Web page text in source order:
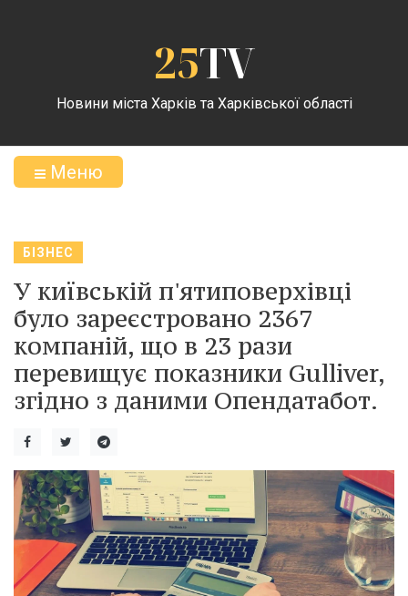
25TV
Новини міста Харків та Харківської області
Меню
БІЗНЕС
У київській п'ятиповерхівці
було зареєстровано 2367
компаній, що в 23 рази
перевищує показники Gulliver,
згідно з даними Опендатабот.